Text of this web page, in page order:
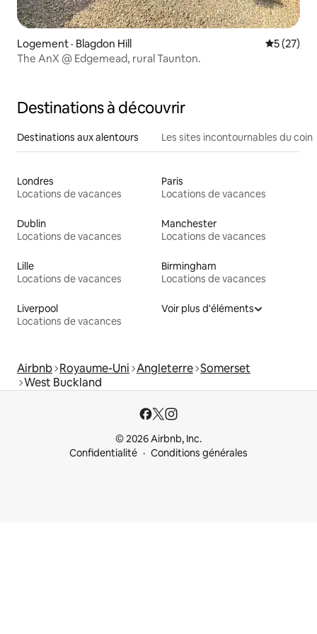
Logement · Blagdon Hill Note
5 (27)
The AnX @ Edgemead, rural Taunton.
Destinations à découvrir
Destinations aux alentours Les sites incontournables du coin
Londres
Locations de vacances
Paris
Locations de vacances
Dublin
Locations de vacances
Manchester
Locations de vacances
Lille
Locations de vacances
Birmingham
Locations de vacances
Liverpool
Locations de vacances
Voir plus d'éléments
Airbnb Royaume-Uni Angleterre Somerset
West Buckland
© 2026 Airbnb, Inc.
Confidentialité
Conditions générales